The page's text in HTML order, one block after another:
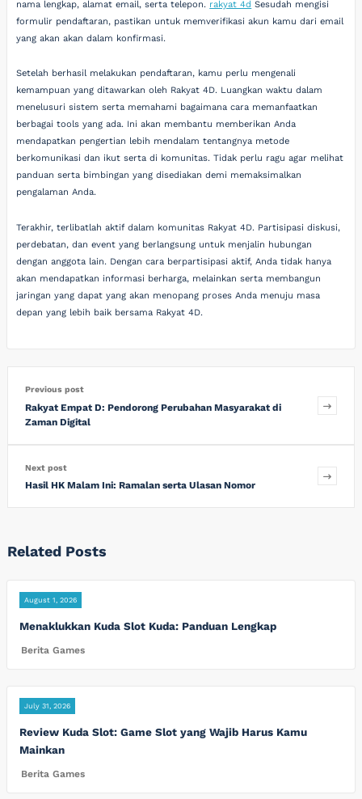
nama lengkap, alamat email, serta telepon. rakyat 4d Sesudah mengisi
formulir pendaftaran, pastikan untuk memverifikasi akun kamu dari email
yang akan akan dalam konfirmasi.
Setelah berhasil melakukan pendaftaran, kamu perlu mengenali
kemampuan yang ditawarkan oleh Rakyat 4D. Luangkan waktu dalam
menelusuri sistem serta memahami bagaimana cara memanfaatkan
berbagai tools yang ada. Ini akan membantu memberikan Anda
mendapatkan pengertian lebih mendalam tentangnya metode
berkomunikasi dan ikut serta di komunitas. Tidak perlu ragu agar melihat
panduan serta bimbingan yang disediakan demi memaksimalkan
pengalaman Anda.
Terakhir, terlibatlah aktif dalam komunitas Rakyat 4D. Partisipasi diskusi,
perdebatan, dan event yang berlangsung untuk menjalin hubungan
dengan anggota lain. Dengan cara berpartisipasi aktif, Anda tidak hanya
akan mendapatkan informasi berharga, melainkan serta membangun
jaringan yang dapat yang akan menopang proses Anda menuju masa
depan yang lebih baik bersama Rakyat 4D.
Previous post
Rakyat Empat D: Pendorong Perubahan Masyarakat di
Zaman Digital
Next post
Hasil HK Malam Ini: Ramalan serta Ulasan Nomor
Related Posts
August 1, 2026
Menaklukkan Kuda Slot Kuda: Panduan Lengkap
Berita Games
July 31, 2026
Review Kuda Slot: Game Slot yang Wajib Harus Kamu
Mainkan
Berita Games